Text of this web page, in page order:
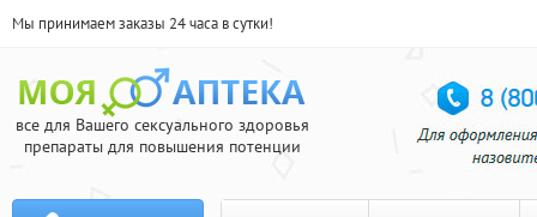
Мы принимаем заказы 24 часа в сутки!
все для Вашего сексуального здоровья
препараты для повышения потенции